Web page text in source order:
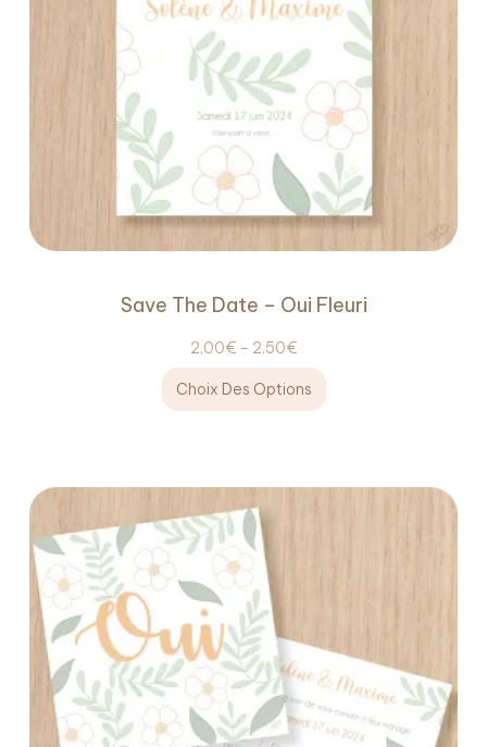
Save The Date – Oui Fleuri
2,00€ – 2,50€
Choix Des Options